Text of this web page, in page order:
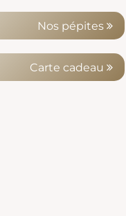
Nos pépites
Carte cadeau